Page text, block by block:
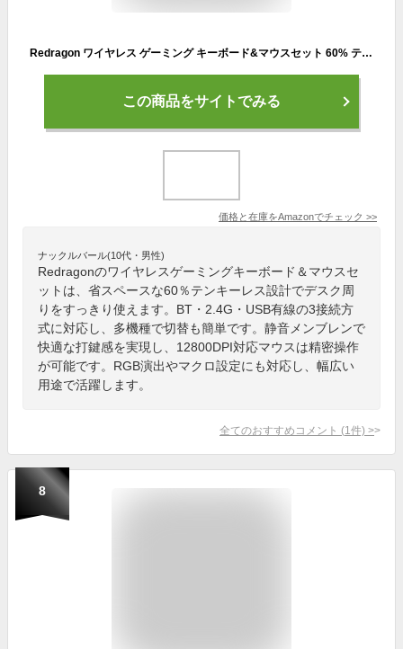
Redragon ワイヤレス ゲーミング キーボード&マウスセット 60% テンキーレス 【BT/2.4G/USB有線】 英語配列 静音メンブレン 12800DPI 光学ゲーミングマウス 充電式 RGB マクロ対応 Windows/Mac/PS5/Android 多機種対応 (ブラック)
この商品をサイトでみる
価格と在庫をAmazonでチェック >>
ナックルバール(10代・男性)
Redragonのワイヤレスゲーミングキーボード＆マウスセ
ットは、省スペースな60％テンキーレス設計でデスク周
りをすっきり使えます。BT・2.4G・USB有線の3接続方
式に対応し、多機種で切替も簡単です。静音メンブレンで
快適な打鍵感を実現し、12800DPI対応マウスは精密操作
が可能です。RGB演出やマクロ設定にも対応し、幅広い
用途で活躍します。
全てのおすすめコメント (1 件) >
8